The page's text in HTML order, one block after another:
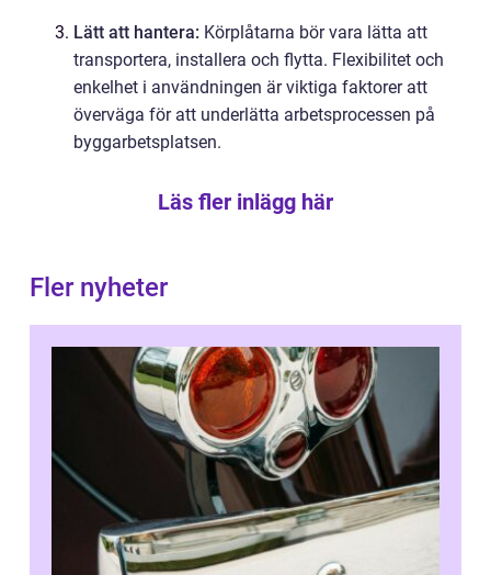
Lätt att hantera: Körplåtarna bör vara lätta att
transportera, installera och flytta. Flexibilitet och
enkelhet i användningen är viktiga faktorer att
överväga för att underlätta arbetsprocessen på
byggarbetsplatsen.
Läs fler inlägg här
Fler nyheter